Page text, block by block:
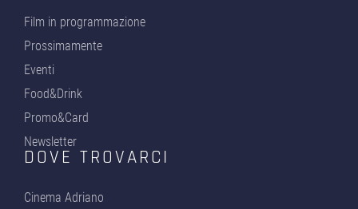
Film in programmazione
Prossimamente
Eventi
Food&Drink
Promo&Card
Newsletter
DOVE TROVARCI
Cinema Adriano